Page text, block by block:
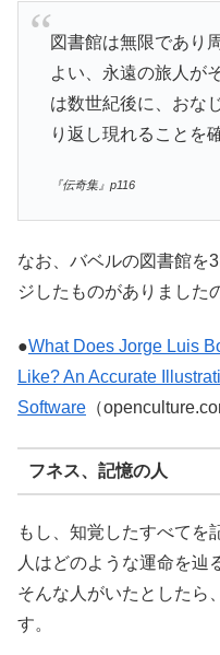
図書館は無限であり
よい、永遠の旅人が
は数世紀後に、おな
り返し現れることを
『伝奇集』p116
なお、バベルの図書館を
ジしたものがありました
●What Does Jorge Luis
Like? An Accurate
Software （
フネス、記憶の人
もし、知覚したすべてを
人はどのような運命を辿
そんな人がいたとしたら
す。